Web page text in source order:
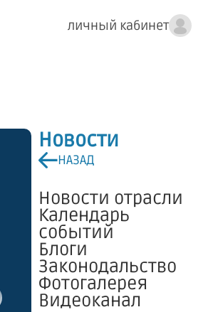
личный кабинет
Новости
НАЗАД
Новости отрасли
Календарь
событий
Блоги
Законодальство
Фотогалерея
Видеоканал